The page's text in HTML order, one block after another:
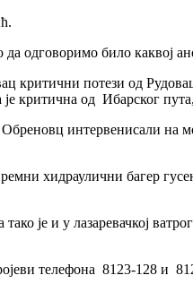
одговоримо било каквој
критични потези од
критична од Ибарског
интервенисали на
хидраулични багер
је и у лазаревачкој
телефона 8123-128 и